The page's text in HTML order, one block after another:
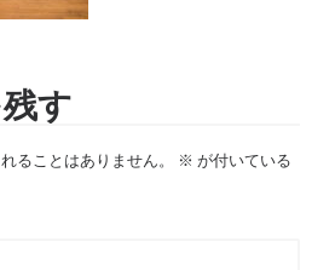
す
ることはありません。 ※ が付いている